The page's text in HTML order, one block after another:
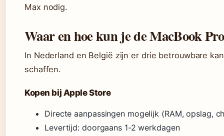
Max nodig.
Waar en hoe kun je de MacBook
In Nederland en België zijn er drie betrouwbare
schaffen.
Kopen bij Apple Store
Directe aanpassingen mogelijk (RAM, opslag,
Levertijd: doorgaans 1-2 werkdagen